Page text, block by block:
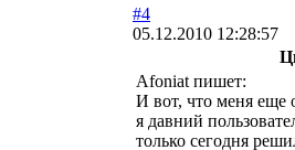
#4
05.12.2010 12:28:57
Afoniat пишет:
И вот, что меня еще
я давний
только сегодня